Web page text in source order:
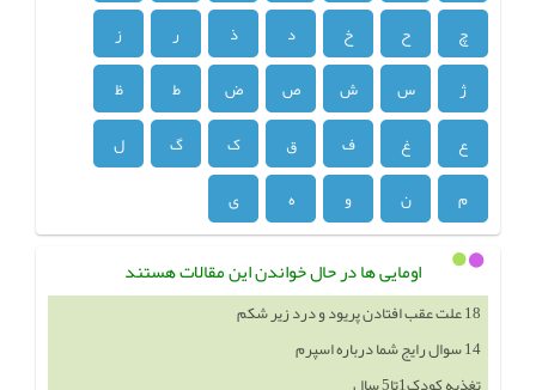
چ
ح خ د ذ ر
ز
ژ
س ش ص ض ط
ظ
ع
غ ف ق ک گ
ل
م
ن و ه ی
اومایی ها در حال خواندن این مقالات هستند
18 علت عقب افتادن پریود و درد زیر شکم
14 سوال رایج شما درباره اسپرم